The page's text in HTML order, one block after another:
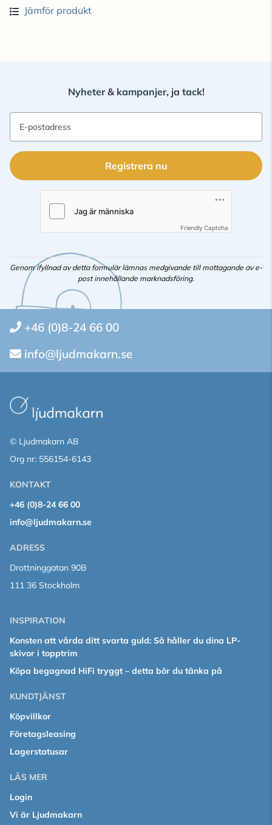
Jämför produkt
Nyheter & kampanjer, ja tack!
E-postadress
Registrera nu
Friendly Captcha
Genom ifyllnad av detta formulär lämnas medgivande till mottagande av e-
post innehållande marknadsföring.
+46 (0)8-24 66 00
info@ljudmakarn.se
© Ljudmakarn AB
Org nr: 556154-6143
KONTAKT
+46 (0)8-24 66 00
info@ljudmakarn.se
ADRESS
Drottninggatan 90B
111 36 Stockholm
INSPIRATION
Konsten att vårda ditt svarta guld: Så håller du dina LP-
skivor i topptrim
Köpa begagnad HiFi tryggt – detta bör du tänka på
KUNDTJÄNST
Köpvillkor
Företagsleasing
Lagerstatusar
LÄS MER
Login
Vi är Ljudmakarn